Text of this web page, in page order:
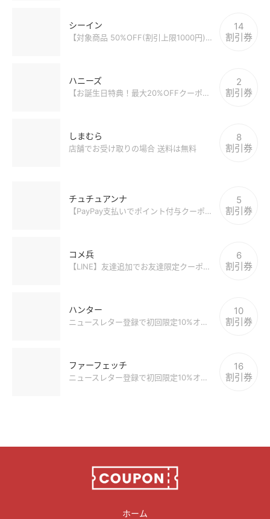
シーイン
【対象商品 50%OFF(割引上限1000円)】
14
割引券
ハニーズ
【お誕生日特典！最大20%OFFクーポン(公式アプリ)】
2
割引券
しまむら
店舗でお受け取りの場合 送料は無料
8
割引券
チュチュアンナ
【PayPay支払いでポイント付与クーポン】
5
割引券
コメ兵
【LINE】友達追加でお友達限定クーポンゲット
6
割引券
ハンター
ニュースレター登録で初回限定10%オフクーポンゲット
10
割引券
ファーフェッチ
ニュースレター登録で初回限定10%オフクーポンゲット
16
割引券
ホーム